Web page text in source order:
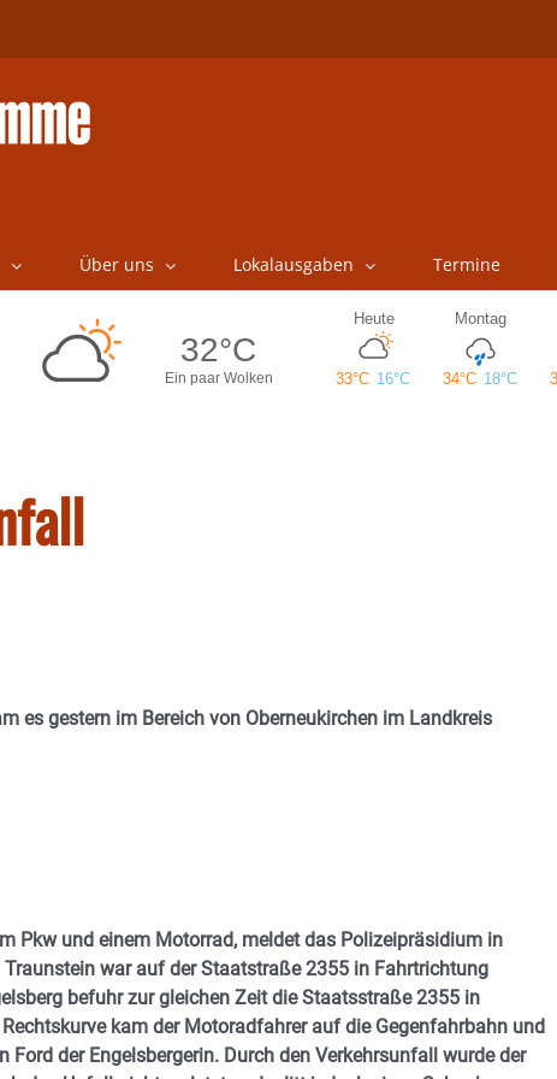
Über uns Lokalausgaben Termine
es gestern im Bereich von Oberneukirchen im Landkreis
Pkw und einem Motorrad, meldet das Polizeipräsidium in
war auf der Staatstraße 2355 in Fahrtrichtung
befuhr zur gleichen Zeit die Staatsstraße 2355 in
kam der Motoradfahrer auf die Gegenfahrbahn und
der Engelsbergerin. Durch den Verkehrsunfall wurde der